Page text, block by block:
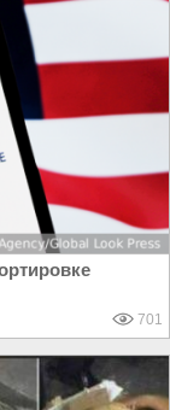
701